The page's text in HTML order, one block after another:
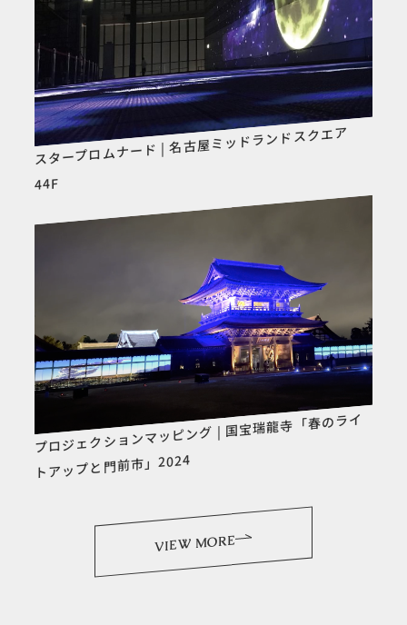
スタープロムナード | 名古屋ミッドランドスクエア
44F
プロジェクションマッピング | 国宝瑞龍寺「春のライ
トアップと門前市」2024
VIEW MORE